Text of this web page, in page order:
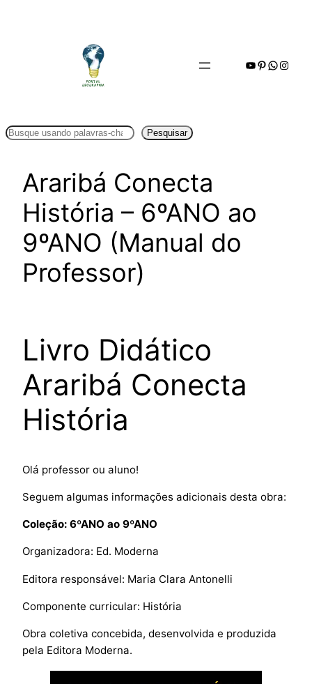
Youtube
Pinterest
Pesquisar Pesquisar
Araribá Conecta
História – 6ºANO ao
9ºANO (Manual do
Professor)
Livro Didático
Araribá Conecta
História
Olá professor ou aluno!
Seguem algumas informações adicionais desta obra:
Coleção: 6ºANO ao 9ºANO
Organizadora: Ed. Moderna
Editora responsável: Maria Clara Antonelli
Componente curricular: História
Obra coletiva concebida, desenvolvida e produzida
pela Editora Moderna.